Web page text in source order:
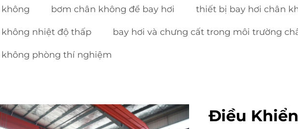
bơm chân không để bay hơi thiết bị bay hơi chân
nhiệt độ thấp bay hơi và chưng cất trong môi trường
phòng thí nghiệm
Điều